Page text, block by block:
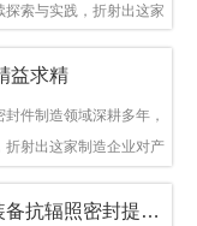
索与实践，折射出这家
、采油树、井口装置等
业工艺积累等角度，呈
发展。
益求精
件制造领域深耕多年，
射出这家制造企业对产
采油树、井口装置等领
华海密封合金环垫为核电装备抗辐照密封提供可靠保障